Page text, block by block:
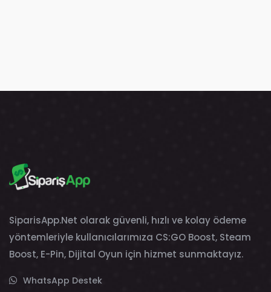
SiparisApp.Net olarak güvenli, hızlı ve kolay ödeme
yöntemleriyle kullanıcılarımıza CS:GO Boost, Steam
Boost, E-Pin, Dijital Oyun için hizmet sunmaktayız.
WhatsApp Destek